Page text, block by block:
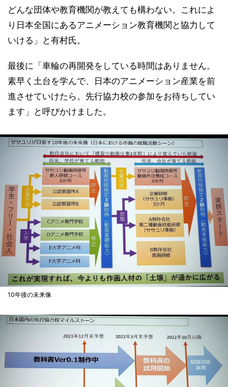
どんな団体や教育機関が教えても構わない。これによ
り日本全国にあるアニメーション教育機関と協力して
いける」と有村氏。
最後に「車輪の再開発をしている時間はありません。
素早く土台を学んで、日本のアニメーション産業を前
進させていけたら。先行協力校の参加をお待ちしてい
ます」と呼びかけました。
10年後の未来像